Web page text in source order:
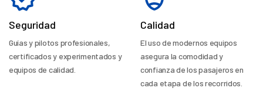
Seguridad
Guías y pilotos profesionales,
certificados y experimentados y
equipos de calidad.
Calidad
El uso de modernos equipos
asegura la comodidad y
confianza de los pasajeros en
cada etapa de los recorridos.